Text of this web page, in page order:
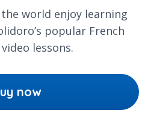
world enjoy learning
popular French
lessons.
now